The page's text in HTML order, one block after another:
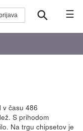
☰
času 486
S prihodom
Na trgu chipsetov je